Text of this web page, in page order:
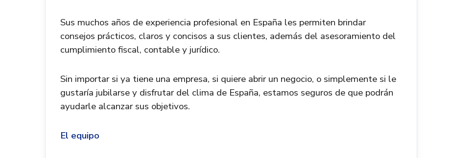
Sus muchos años de experiencia profesional en España les permiten brindar
consejos prácticos, claros y concisos a sus clientes, además del asesoramiento del
cumplimiento fiscal, contable y jurídico.
Sin importar si ya tiene una empresa, si quiere abrir un negocio, o simplemente si le
gustaría jubilarse y disfrutar del clima de España, estamos seguros de que podrán
ayudarle alcanzar sus objetivos.
El equipo